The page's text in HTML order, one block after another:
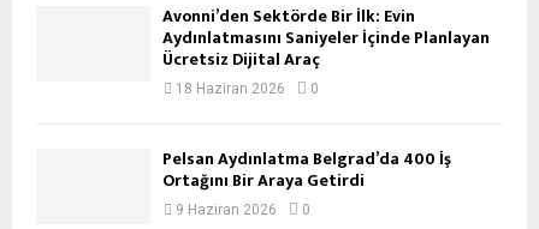
Avonni’den Sektörde Bir İlk: Evin
Aydınlatmasını Saniyeler İçinde Planlayan
Ücretsiz Dijital Araç
18 Haziran 2026 0
Pelsan Aydınlatma Belgrad’da 400 İş
Ortağını Bir Araya Getirdi
9 Haziran 2026 0